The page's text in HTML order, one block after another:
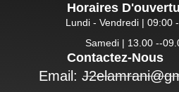
Horaires
Lundi - Vendredi | 09:00
Samedi | 13.00 --
Contactez-Nous
Email: